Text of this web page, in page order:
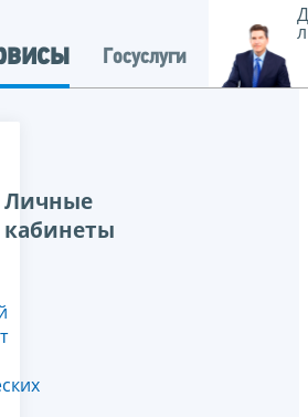
Госуслуги
Личные
кабинеты